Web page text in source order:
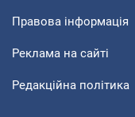
Правова інформація
Реклама на сайті
Редакційна політика